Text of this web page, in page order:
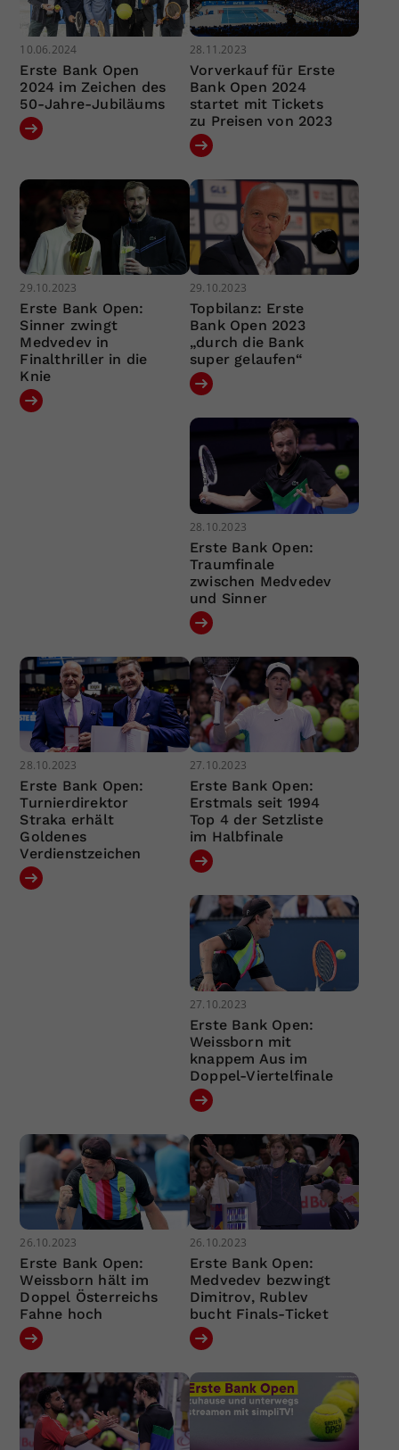
10.06.2024
Erste Bank Open
2024 im Zeichen des
50-Jahre-Jubiläums
28.11.2023
Vorverkauf für Erste
Bank Open 2024
startet mit Tickets
zu Preisen von 2023
29.10.2023
Erste Bank Open:
Sinner zwingt
Medvedev in
Finalthriller in die
Knie
29.10.2023
Topbilanz: Erste
Bank Open 2023
„durch die Bank
super gelaufen“
28.10.2023
Erste Bank Open:
Traumfinale
zwischen Medvedev
und Sinner
28.10.2023
Erste Bank Open:
Turnierdirektor
Straka erhält
Goldenes
Verdienstzeichen
27.10.2023
Erste Bank Open:
Erstmals seit 1994
Top 4 der Setzliste
im Halbfinale
27.10.2023
Erste Bank Open:
Weissborn mit
knappem Aus im
Doppel-Viertelfinale
26.10.2023
Erste Bank Open:
Weissborn hält im
Doppel Österreichs
Fahne hoch
26.10.2023
Erste Bank Open:
Medvedev bezwingt
Dimitrov, Rublev
bucht Finals-Ticket